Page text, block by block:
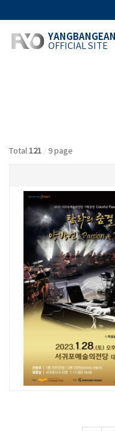
YANGBANGEAN
OFFICIAL SITE
Total 121 / 9 page